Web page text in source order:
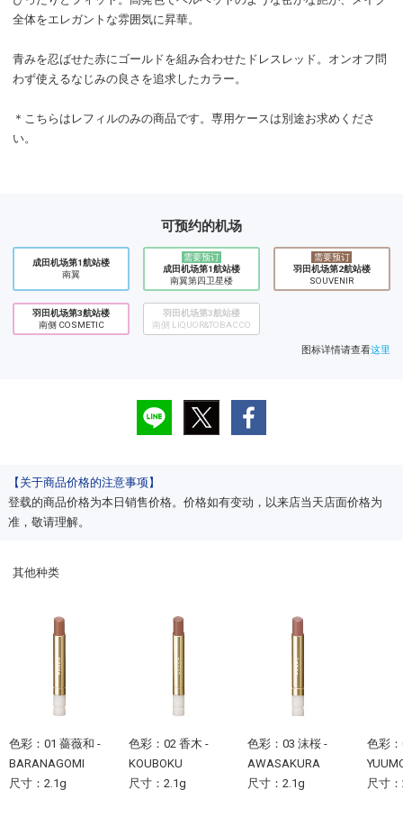
全体をエレガントな雰囲気に昇華。
青みを忍ばせた赤にゴールドを組み合わせたドレスレッド。オンオフ問
わず使えるなじみの良さを追求したカラー。
＊こちらはレフィルのみの商品です。専用ケースは別途お求めくださ
い。
可预约的机场
成田机场第1航站楼
南翼
需要预订
成田机场第1航站楼
南翼第四卫星楼
需要预订
​羽田机场第2航站楼
SOUVENIR
羽田机场第3航站楼
南侧 COSMETIC
羽田机场第3航站楼
南侧 LIQUOR&TOBACCO
图标详情请查看这里
【关于商品价格的注意事项】
登载的商品价格为本日销售价格。价格如有变动，以来店当天店面价格为
准，敬请理解。
其他种类
色彩：01 薔薇和 -
BARANAGOMI
尺寸：2.1g
色彩：02 香木 -
KOUBOKU
尺寸：2.1g
色彩：03 沫桜 -
AWASAKURA
尺寸：2.1g
色彩
尺寸